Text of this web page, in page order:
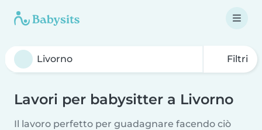
Filtri
Lavori per babysitter a Livorno
Il lavoro perfetto per guadagnare facendo ciò